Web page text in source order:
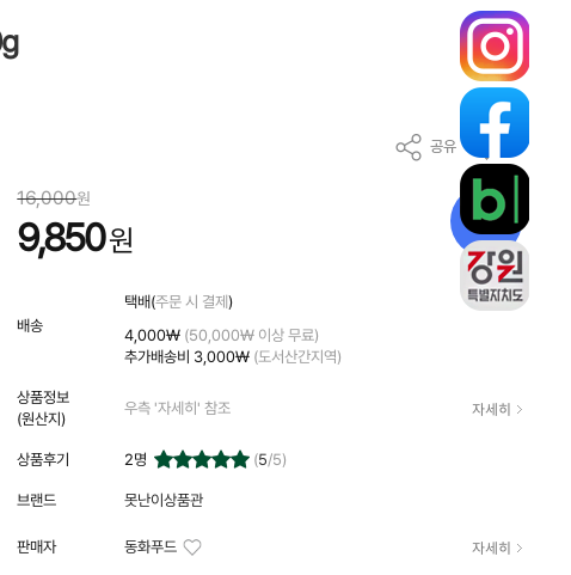
공유
39%
16,000원
9,850원
배송
택배(주문 시 결제) 자세히
4,000₩ (50,000₩ 이상 무료)
추가배송비 3,000₩ (도서산간지역)
상품정보
(원산지)
우측 '자세히' 참조 자세히
상품후기 2명 (5/5)
브랜드 못난이상품관
판매자 동화푸드 자세히